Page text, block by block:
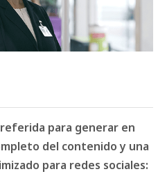
para generar en
del contenido y una
para redes sociales: